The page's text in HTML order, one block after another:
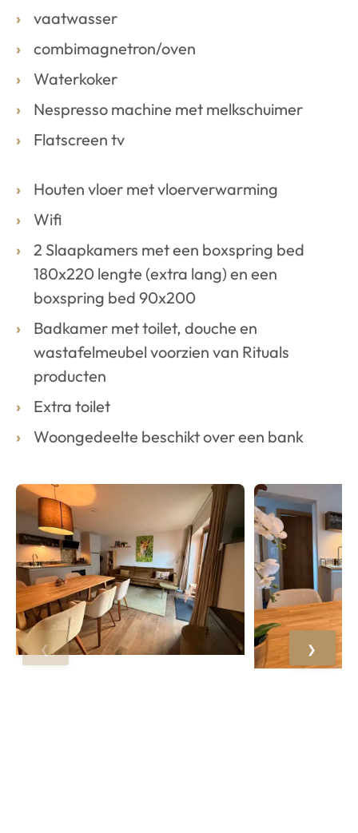
vaatwasser
combimagnetron/oven
Waterkoker
Nespresso machine met melkschuimer
Flatscreen tv
Houten vloer met vloerverwarming
Wifi
2 Slaapkamers met een boxspring bed
180x220 lengte (extra lang) en een
boxspring bed 90x200
Badkamer met toilet, douche en
wastafelmeubel voorzien van Rituals
producten
Extra toilet
Woongedeelte beschikt over een bank
❮ ❯